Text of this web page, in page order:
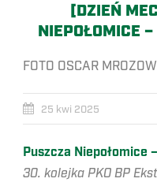
[DZIEŃ
NIEPOŁOMICE
FOTO OSCAR
25 kwi 2025
Puszcza Niepołomice
30. kolejka PKO BP